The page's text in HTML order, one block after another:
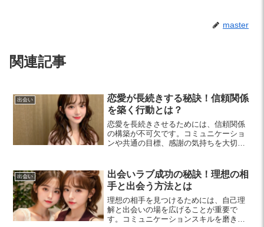
master
関連記事
出会い
恋愛が長続きする秘訣！信頼関係
を築く行動とは？
恋愛を長続きさせるためには、信頼関係
の構築が不可欠です。コミュニケーショ
ンや共通の目標、感謝の気持ちを大切に
出会い
出会いラブ成功の秘訣！理想の相
手と出会う方法とは
理想の相手を見つけるためには、自己理
解と出会いの場を広げることが重要で
す。コミュニケーションスキルを磨き、